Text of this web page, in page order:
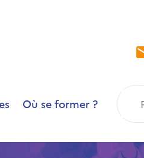
Où se former ?